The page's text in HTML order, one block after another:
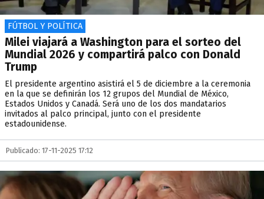
FÚTBOL Y POLÍTICA
Milei viajará a Washington para el sorteo del
Mundial 2026 y compartirá palco con Donald
Trump
El presidente argentino asistirá el 5 de diciembre a la ceremonia
en la que se definirán los 12 grupos del Mundial de México,
Estados Unidos y Canadá. Será uno de los dos mandatarios
invitados al palco principal, junto con el presidente
estadounidense.
Publicado: 17-11-2025 17:12